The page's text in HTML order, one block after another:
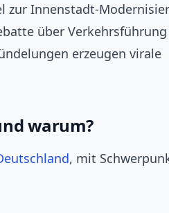
zur Innenstadt-
über
erzeugen virale
warum?
, mit